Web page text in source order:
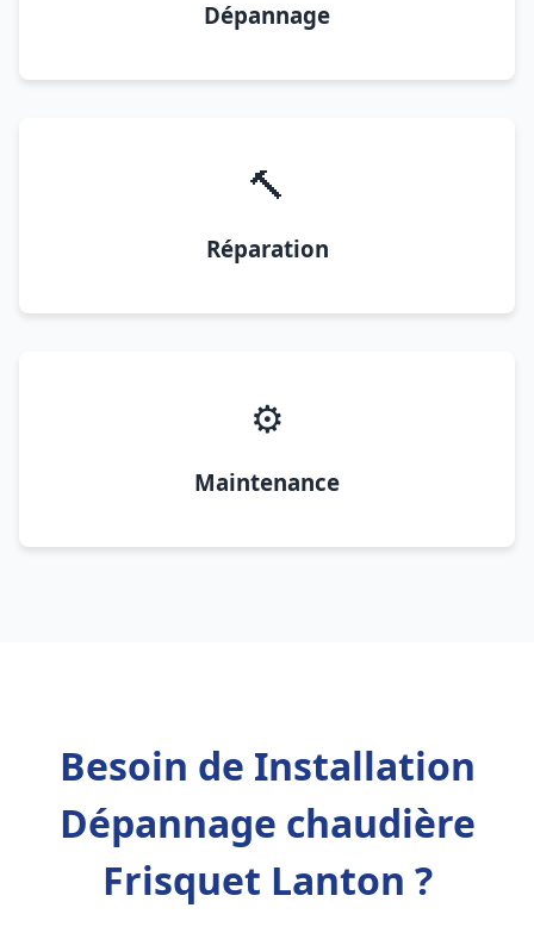
Dépannage
🔨
Réparation
⚙️
Maintenance
Besoin de Installation
Dépannage chaudière
Frisquet Lanton ?